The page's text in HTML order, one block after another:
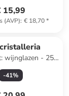
15,99
(AVP): € 18,70*
wijnglazen - 253
ml
-41%